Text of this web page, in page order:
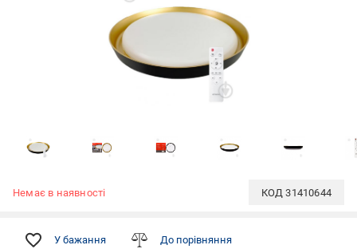
Немає в наявності КОД31410644
У бажання До порівняння